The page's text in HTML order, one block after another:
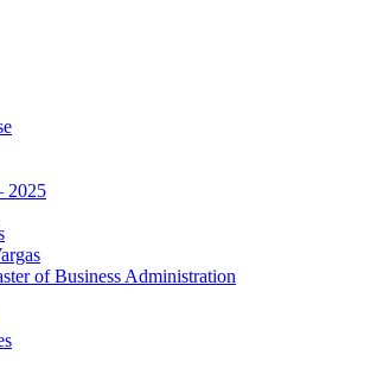
2025
of Business Administration